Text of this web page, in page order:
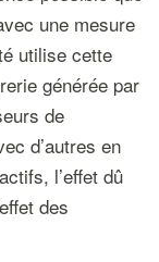
une mesure
utilise cette
générée par
de
d’autres en
l’effet dû
des